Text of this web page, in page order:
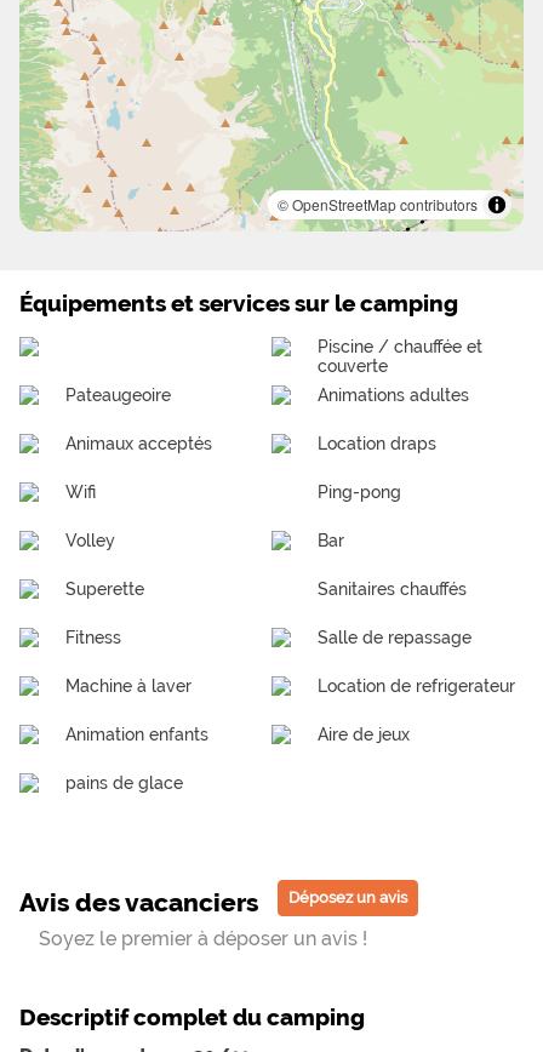
© OpenStreetMap contributors
Équipements et services sur le camping
Piscine / chauffée et
couverte
Pateaugeoire
Animations adultes
Animaux acceptés Location draps
Wifi Ping-pong
Volley Bar
Superette Sanitaires chauffés
Fitness Salle de repassage
Machine à laver Location de refrigerateur
Animation enfants Aire de jeux
pains de glace
Avis des vacanciers Déposez un avis
Soyez le premier à déposer un avis !
Descriptif complet du camping